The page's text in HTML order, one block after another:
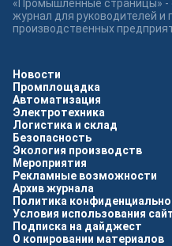
Новости
Промплощадка
Автоматизация
Электротехника
Логистика и склад
Безопасность
Экология производств
Мероприятия
Рекламные возможности
Архив журнала
Политика
Условия использования
Подписка на дайджест
О копировании материалов
«Промышленные страницы»
журнал для руководителей и
производственных